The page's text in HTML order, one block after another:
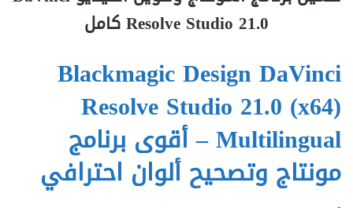
Resolve Studio 21.0 كامل
Blackmagic Design DaVinci
Resolve Studio 21.0 (x64)
Multilingual – أقوى برنامج
مونتاج وتصحيح ألوان احترافي